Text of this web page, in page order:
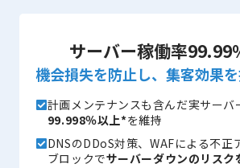
サーバー稼働率99.99
機会損失を防止し、集客効果
計画メンテナンスも含んだ実サーバ
99.998％以上*を維持
DNSのDDoS対策、WAFによる不正
ブロックでサーバーダウンのリスク